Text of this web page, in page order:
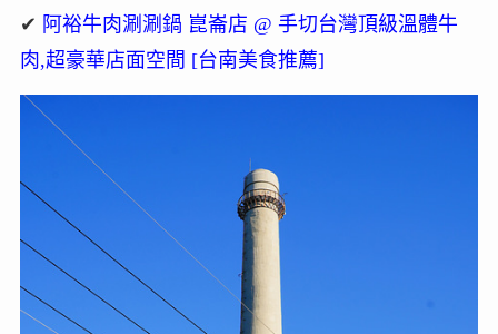
✔ 阿裕牛肉涮涮鍋 崑崙店 @ 手切台灣頂級溫體牛
肉,超豪華店面空間 [台南美食推薦]